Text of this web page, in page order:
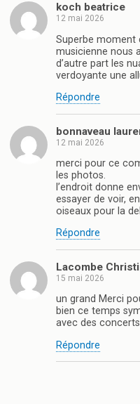
koch beatrice
12 mai 2026
Superbe moment
musicienne nous
d’autre part les
verdoyante une
Répondre
bonnaveau
12 mai 2026
merci pour ce
les photos.
l’endroit donne
essayer de voir,
oiseaux pour la
Répondre
Lacombe
15 mai 2026
un grand Merci
bien ce temps
avec des
Répondre